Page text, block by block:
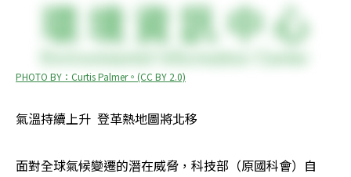
PHOTO BY：Curtis Palmer。(CC BY 2.0)
氣溫持續上升  登革熱地圖將北移
面對全球氣候變遷的潛在威脅，科技部（原國科會）自